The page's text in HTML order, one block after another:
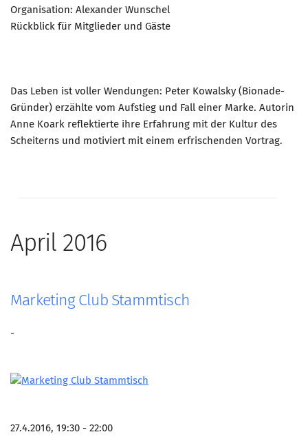
Organisation: Alexander Wunschel
Rückblick für Mitglieder und Gäste
Das Leben ist voller Wendungen: Peter Kowalsky (Bionade-
Gründer) erzählte vom Aufstieg und Fall einer Marke. Autorin
Anne Koark reflektierte ihre Erfahrung mit der Kultur des
Scheiterns und motiviert mit einem erfrischenden Vortrag.
April 2016
Marketing Club Stammtisch
-
27.4.2016, 19:30 - 22:00